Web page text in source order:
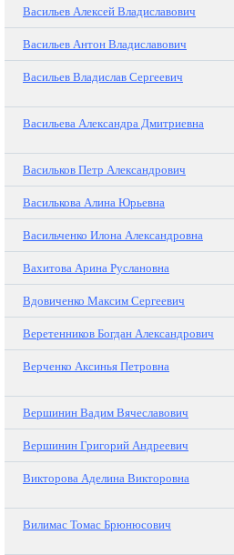
Васильев Алексей Владиславович
Васильев Антон Владиславович
Васильев Владислав Сергеевич
Васильева Александра Дмитриевна
Васильков Петр Александрович
Василькова Алина Юрьевна
Васильченко Илона Александровна
Вахитова Арина Руслановна
Вдовиченко Максим Сергеевич
Веретенников Богдан Александрович
Верченко Аксинья Петровна
Вершинин Вадим Вячеславович
Вершинин Григорий Андреевич
Викторова Аделина Викторовна
Вилимас Томас Брюнюсович